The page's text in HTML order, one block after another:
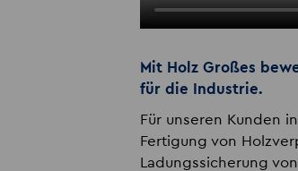
Mit Holz Großes
für die Industrie.
Für unseren Kunden
Fertigung von
Ladungssicherung